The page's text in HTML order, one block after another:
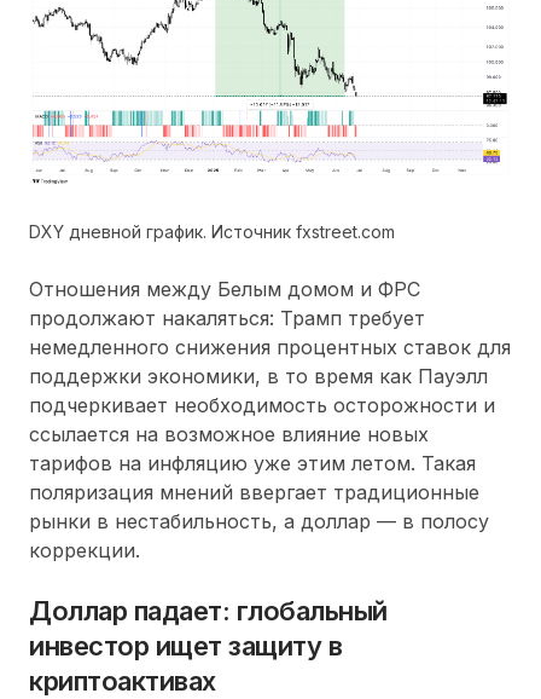
DXY дневной график. Источник fxstreet.com
Отношения между Белым домом и ФРС
продолжают накаляться: Трамп требует
немедленного снижения процентных ставок для
поддержки экономики, в то время как Пауэлл
подчеркивает необходимость осторожности и
ссылается на возможное влияние новых
тарифов на инфляцию уже этим летом. Такая
поляризация мнений ввергает традиционные
рынки в нестабильность, а доллар — в полосу
коррекции.
Доллар падает: глобальный
инвестор ищет защиту в
криптоактивах